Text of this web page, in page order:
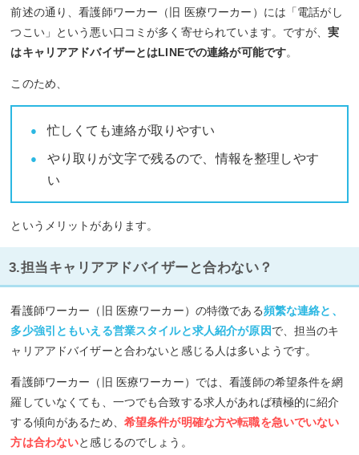
前述の通り、看護師ワーカー（旧 医療ワーカー）には「電話がし
つこい」という悪い口コミが多く寄せられています。ですが、実
はキャリアアドバイザーとはLINEでの連絡が可能です。
このため、
忙しくても連絡が取りやすい
やり取りが文字で残るので、情報を整理しやす
い
というメリットがあります。
3.担当キャリアアドバイザーと合わない？
看護師ワーカー（旧 医療ワーカー）の特徴である頻繁な連絡と、
多少強引ともいえる営業スタイルと求人紹介が原因で、担当のキ
ャリアアドバイザーと合わないと感じる人は多いようです。
看護師ワーカー（旧 医療ワーカー）では、看護師の希望条件を網
羅していなくても、一つでも合致する求人があれば積極的に紹介
する傾向があるため、 希望条件が明確な方や転職を急いでいない
方は合わないと感じるのでしょう。